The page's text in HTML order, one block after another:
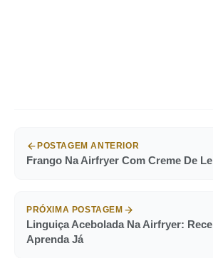
POSTAGEM ANTERIOR
Frango Na Airfryer Com Creme De
PRÓXIMA POSTAGEM
Linguiça Acebolada Na Airfryer:
Aprenda Já